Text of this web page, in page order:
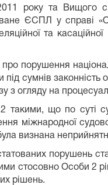
року та Вищого
ЄСПЛ у справі
та касаційної
порушення
сумнів
з огляду на
що по суті
міжнародної
визнана
порушень
стосовно Особи 2
рішень.